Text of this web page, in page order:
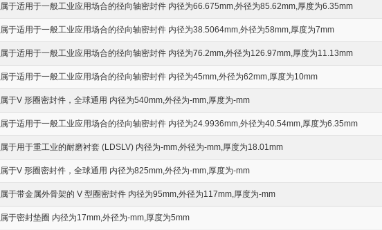
属于适用于一般工业应用场合的径向轴密封件 内径为66.675mm,外径为85.62mm,厚度为6.35mm
属于适用于一般工业应用场合的径向轴密封件 内径为38.5064mm,外径为58mm,厚度为7mm
属于适用于一般工业应用场合的径向轴密封件 内径为76.2mm,外径为126.97mm,厚度为11.13mm
属于适用于一般工业应用场合的径向轴密封件 内径为45mm,外径为62mm,厚度为10mm
属于V 形圈密封件，全球通用 内径为540mm,外径为-mm,厚度为-mm
属于适用于一般工业应用场合的径向轴密封件 内径为24.9936mm,外径为40.54mm,厚度为6.35mm
属于用于重工业的耐磨衬套 (LDSLV) 内径为-mm,外径为-mm,厚度为18.01mm
属于V 形圈密封件，全球通用 内径为825mm,外径为-mm,厚度为-mm
属于带金属外骨架的 V 型圈密封件 内径为95mm,外径为117mm,厚度为-mm
属于密封垫圈 内径为17mm,外径为-mm,厚度为5mm